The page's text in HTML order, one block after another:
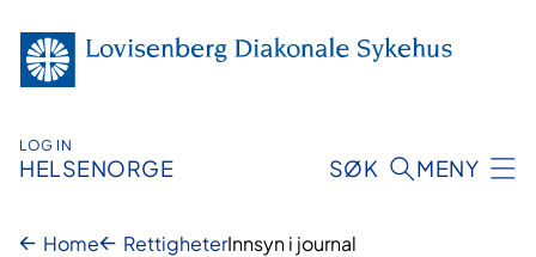
innhold
LOG IN
HELSENORGE SØK MENY
Home RettigheterInnsyn i journal